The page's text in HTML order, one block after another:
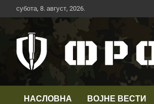
Скип
то
субота, 8. август, 2026.
Телевизија
НАСЛОВНА ВОЈНЕ ВЕСТИ